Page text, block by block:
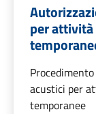
per
acustici per
temporanee